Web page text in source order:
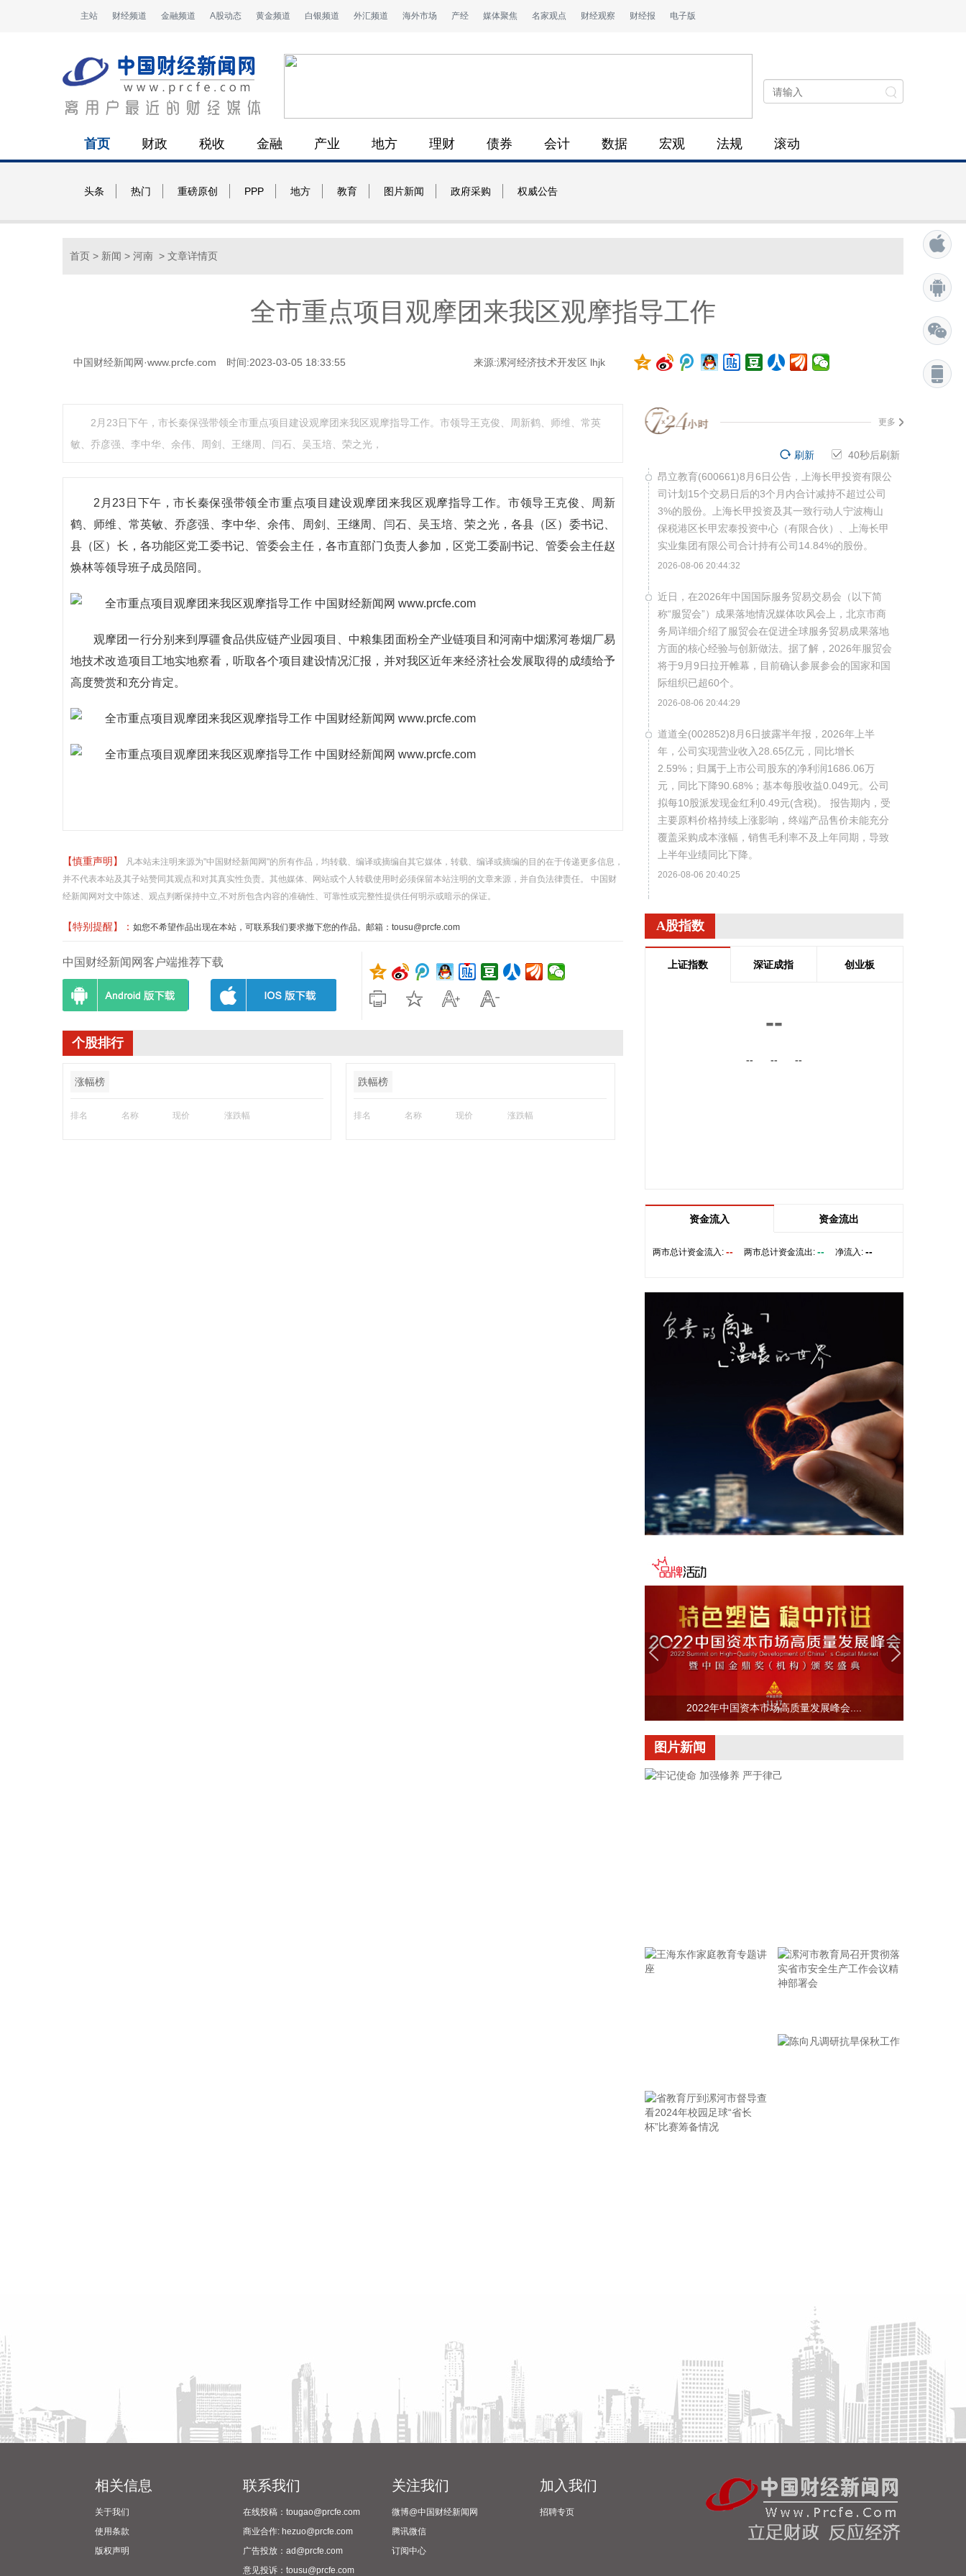
主站 财经频道 金融频道 A股动态 黄金频道 白银频道 外汇频道 海外市场 产经 媒体聚焦 名家观点 财经观察 财经报 电子版
首页 财政 税收 金融 产业 地方 理财 债券 会计 数据 宏观 法规 滚动
头条 热门 重磅原创 PPP 地方 教育 图片新闻 政府采购 权威公告
首页 > 新闻 > 河南 > 文章详情页
全市重点项目观摩团来我区观摩指导工作
中国财经新闻网·www.prcfe.com 时间:2023-03-05 18:33:55 来源:漯河经济技术开发区 lhjk
2月23日下午，市长秦保强带领全市重点项目建设观摩团来我区观摩指导工作。市领导王克俊、周新鹤、师维、常英
敏、乔彦强、李中华、余伟、周剑、王继周、闫石、吴玉培、荣之光，
2月23日下午，市长秦保强带领全市重点项目建设观摩团来我区观摩指导工作。市领导王克俊、周新
鹤、师维、常英敏、乔彦强、李中华、余伟、周剑、王继周、闫石、吴玉培、荣之光，各县（区）委书记、
县（区）长，各功能区党工委书记、管委会主任，各市直部门负责人参加，区党工委副书记、管委会主任赵
焕林等领导班子成员陪同。
观摩团一行分别来到厚疆食品供应链产业园项目、中粮集团面粉全产业链项目和河南中烟漯河卷烟厂易
地技术改造项目工地实地察看，听取各个项目建设情况汇报，并对我区近年来经济社会发展取得的成绩给予
高度赞赏和充分肯定。
【慎重声明】
凡本站未注明来源为"中国财经新闻网"的所有作品，均转载、编译或摘编自其它媒体，转载、编译或摘编的目的在于传递更多信息，
并不代表本站及其子站赞同其观点和对其真实性负责。其他媒体、网站或个人转载使用时必须保留本站注明的文章来源，并自负法律责任。 中国财
经新闻网对文中陈述、观点判断保持中立,不对所包含内容的准确性、可靠性或完整性提供任何明示或暗示的保证。
【特别提醒】： 如您不希望作品出现在本站，可联系我们要求撤下您的作品。邮箱：tousu@prcfe.com
中国财经新闻网客户端推荐下载
个股排行
涨幅榜
排名 名称 现价 涨跌幅
跌幅榜
排名 名称 现价 涨跌幅
更多
39秒后刷新
刷新
昂立教育(600661)8月6日公告，上海长甲投资有限公
司计划15个交易日后的3个月内合计减持不超过公司
3%的股份。上海长甲投资及其一致行动人宁波梅山
保税港区长甲宏泰投资中心（有限合伙）、上海长甲
实业集团有限公司合计持有公司14.84%的股份。
2026-08-06 20:44:32
近日，在2026年中国国际服务贸易交易会（以下简
称“服贸会”）成果落地情况媒体吹风会上，北京市商
务局详细介绍了服贸会在促进全球服务贸易成果落地
方面的核心经验与创新做法。据了解，2026年服贸会
将于9月9日拉开帷幕，目前确认参展参会的国家和国
际组织已超60个。
2026-08-06 20:44:29
道道全(002852)8月6日披露半年报，2026年上半
年，公司实现营业收入28.65亿元，同比增长
2.59%；归属于上市公司股东的净利润1686.06万
元，同比下降90.68%；基本每股收益0.049元。公司
拟每10股派发现金红利0.49元(含税)。 报告期内，受
主要原料价格持续上涨影响，终端产品售价未能充分
覆盖采购成本涨幅，销售毛利率不及上年同期，导致
上半年业绩同比下降。
2026-08-06 20:40:25
团发行股票募资不超过23亿元，用于20万吨/年乙烯
法功能性聚乙烯醇树脂项目、年产3000万平方米高世
代面板用聚乙烯醇（PVA）光学薄膜项目。
7月份销量524辆；今年1—7月累计销量4777辆，同
能触及重大违法强制退市情形。
购公司股票。
2026-08-06 20:22:28
据“湖北发布”，8月6日，湖北省委书记关志鸥在武汉
会见深圳华强集团有限公司董事长李曙成一行。关志
鸥对李曙成一行表示欢迎，感谢华强集团长期以来对
湖北发展的大力支持。他说，希望华强集团继续支持
湖北、深耕湖北，充分发挥品牌、技术、经验等优
势，围绕荆楚大地深厚的文化底蕴、丰富的红色资
源，加强项目谋划和投资布局，助力湖北深化文旅体
融合发展；在光电子信息、智能制造等领域与湖北进
一步深化务实合作，打造新的经济增长点。我们将持
续优化营商环境，加强服务保障，为企业在鄂发展创
2026-08-06 20:22:11
伟星新材(002372)8月6日披露半年报，2026年上半
年，公司实现营业收入18.97亿元，同比下降
8.71%；归属于上市公司股东的净利润3.9亿元，同比
增长43.9%；基本每股收益0.25元。 报告期内，业绩
变动主要原因是确认对宁波东鹏合立股权投资合伙企
业(有限合伙)的投资收益1.25亿元，以及收购北京松
田程科技有限公司股权产生的利得2688.06万元等非
经常性损益。
2026-08-06 20:18:29
深城交(301091)8月6日披露半年报，2026年上半
年，公司实现营业总收入6.21亿元，同比增长
持股51%，强视（无锡）科技有限公司持股35%。合
作各方表示，将以强宏科技为载体，整合技术研发、
市场渠道、供应链管理等核心资源，重点聚焦专用线
称“尤品新材料”）45%的股权，交易价格预计分别不
高于4.05亿元、3.15亿元。交易如能顺利实施，昆吾
8月6日，广西投资集团有限公司发布公告称，根据相
关文件精神，正式聘任杨育智为广西投资集团副董事
长、总经理。 简历显示，杨育智出生于1972年2月，
经济学硕士。他曾长期供职于中国银行系统，历任中
行广东省分行个人金融部总经理、汕头分行行长、渠
道管理部总经理等职；随后出任广西贺州市副市长，
副董事长、行长。
2026-08-06 20:06:32
8月6日，水利部党组书记、部长李国英主持召开党组
A股指数
上证指数 深证成指 创业板
--
-- -- --
资金流入 资金流出
两市总计资金流入: -- 两市总计资金流出: -- 净流入: --
2022年中国资本市场高质量发展峰会....
图片新闻
座
实省市安全生产工作会议
相关信息
关于我们
使用条款
版权声明
联系我们
在线投稿：tougao@prcfe.com
商业合作: hezuo@prcfe.com
广告投放：ad@prcfe.com
意见投诉：tousu@prcfe.com
关注我们
微博@中国财经新闻网
腾讯微信
订阅中心
加入我们
招聘专页